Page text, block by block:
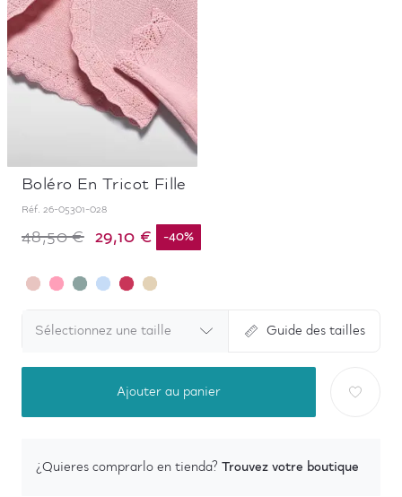
Boléro En Tricot Fille
Réf. 26-05301-028
48,50 € 29,10 € -40%
Sélectionnez une taille Guide des tailles
Ajouter au panier
¿Quieres comprarlo en tienda? Trouvez votre boutique